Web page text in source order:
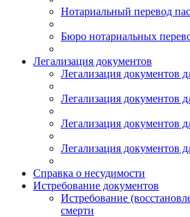
Нотариальный перевод
Бюро нотариальных
Легализация документов
Легализация документов
Легализация документов
Легализация документов
Легализация документов
Справка о несудимости
Истребование документов
Истребование
смерти